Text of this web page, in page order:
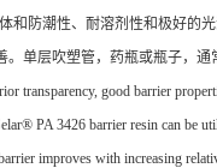
和防潮性、耐溶剂性和极好的
。单层吹塑管，药瓶或瓶子，通
transparency, good barrier
PA 3426 barrier resin can be
improves with increasing